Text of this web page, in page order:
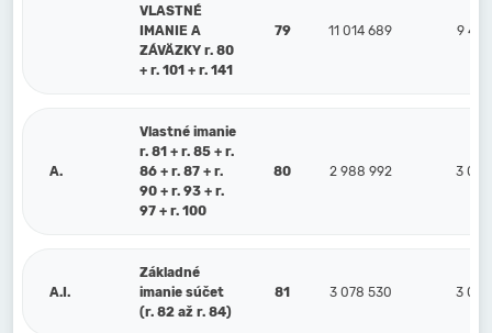
VLASTNÉ
IMANIE A
ZÁVÄZKY r. 80
+ r. 101 + r. 141
79 11 014 689 9
A.
Vlastné imanie
r. 81 + r. 85 + r.
86 + r. 87 + r.
90 + r. 93 + r.
97 + r. 100
80 2 988 992 3
A.I.
Základné
imanie súčet
(r. 82 až r. 84)
81 3 078 530 3